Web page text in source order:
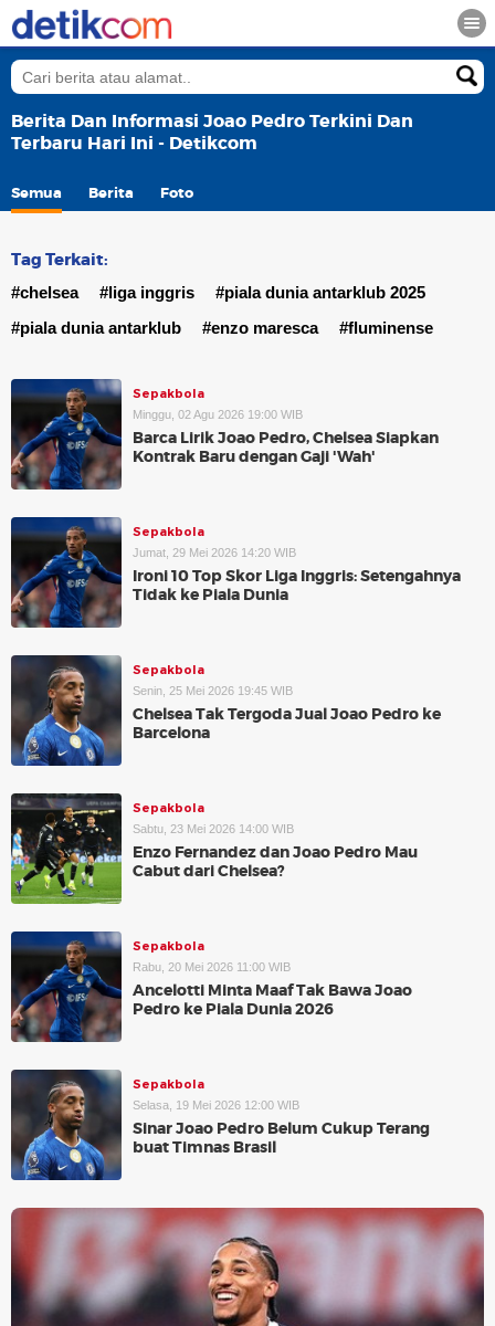
Berita Dan Informasi Joao Pedro Terkini Dan
Terbaru Hari Ini - Detikcom
Semua Berita Foto
Tag Terkait:
#chelsea #liga inggris
#piala dunia antarklub 2025
#piala dunia antarklub
#enzo maresca #fluminense
Sepakbola
Minggu, 02 Agu 2026 19:00 WIB
Barca Lirik Joao Pedro, Chelsea Siapkan
Kontrak Baru dengan Gaji 'Wah'
Sepakbola
Jumat, 29 Mei 2026 14:20 WIB
Ironi 10 Top Skor Liga Inggris: Setengahnya
Tidak ke Piala Dunia
Sepakbola
Senin, 25 Mei 2026 19:45 WIB
Chelsea Tak Tergoda Jual Joao Pedro ke
Barcelona
Sepakbola
Sabtu, 23 Mei 2026 14:00 WIB
Enzo Fernandez dan Joao Pedro Mau
Cabut dari Chelsea?
Sepakbola
Rabu, 20 Mei 2026 11:00 WIB
Ancelotti Minta Maaf Tak Bawa Joao
Pedro ke Piala Dunia 2026
Sepakbola
Selasa, 19 Mei 2026 12:00 WIB
Sinar Joao Pedro Belum Cukup Terang
buat Timnas Brasil